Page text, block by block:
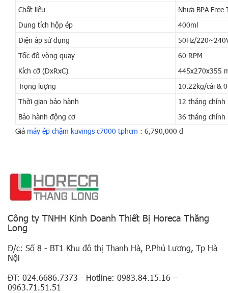
Chất liệu
Nhựa BPA Free
Dung tích hộp ép
400ml
Điện áp sử dụng
50Hz/
Tốc độ vòng quay
60 RPM
Kích cỡ (DxRxC)
445x270x355
Trọng lượng
10.22kg/cái &
Thời gian bảo hành
12 tháng chính
Bảo hành động cơ
36 tháng chính
Giá máy ép chậm kuvings c7000 tphcm : 6,790,000 đ
Công ty TNHH Kinh Doanh Thiết Bị Horeca Thăng
Long
Đ/c: Số 8 - BT1 Khu đô thị Thanh Hà, P.Phú Lương, Tp Hà
Nội
ĐT: 024.6686.7373 - Hotline: 0983.84.15.16 –
0963.71.51.51